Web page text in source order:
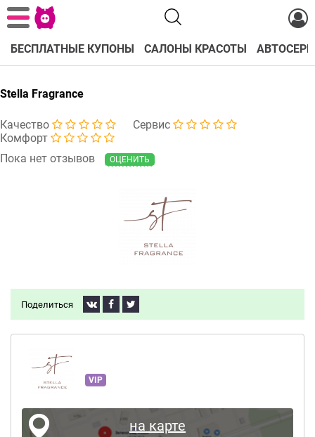
БЕСПЛАТНЫЕ КУПОНЫ САЛОНЫ КРАСОТЫ
Stella Fragrance
Качество
Сервис
Комфорт
Пока нет отзывов
ОЦЕНИТЬ
Поделиться
VIP
на карте